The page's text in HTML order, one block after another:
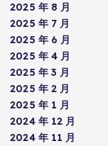
2025 年 8 月
2025 年 7 月
2025 年 6 月
2025 年 4 月
2025 年 3 月
2025 年 2 月
2025 年 1 月
2024 年 12 月
2024 年 11 月